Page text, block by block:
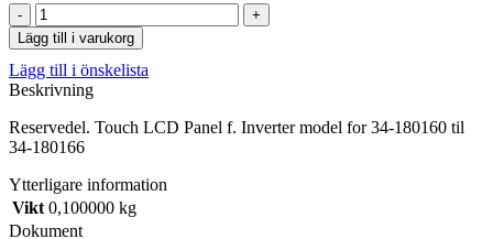
Touch
LCD
Panel
f.
Inverter
for
34-
til
34-
180166
Lägg till i varukorg
Lägg till i önskelista
Beskrivning
Reservedel. Touch LCD Panel f. Inverter model for 34-180160 til
34-180166
Ytterligare information
Vikt 0,100000 kg
Dokument